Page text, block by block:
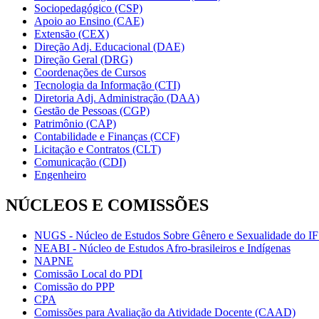
Sociopedagógico (CSP)
Apoio ao Ensino (CAE)
Extensão (CEX)
Direção Adj. Educacional (DAE)
Direção Geral (DRG)
Coordenações de Cursos
Tecnologia da Informação (CTI)
Diretoria Adj. Administração (DAA)
Gestão de Pessoas (CGP)
Patrimônio (CAP)
Contabilidade e Finanças (CCF)
Licitação e Contratos (CLT)
Comunicação (CDI)
Engenheiro
NÚCLEOS E COMISSÕES
NUGS - Núcleo de Estudos Sobre Gênero e Sexualidade do
NEABI - Núcleo de Estudos Afro-brasileiros e Indígenas
NAPNE
Comissão Local do PDI
Comissão do PPP
CPA
Comissões para Avaliação da Atividade Docente (CAAD)